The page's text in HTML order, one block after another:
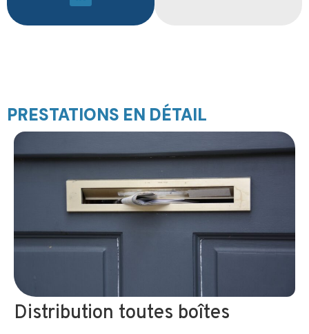
PRESTATIONS EN DÉTAIL
Distribution toutes boîtes